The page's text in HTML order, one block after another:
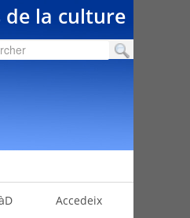
de la culture
Accedeix